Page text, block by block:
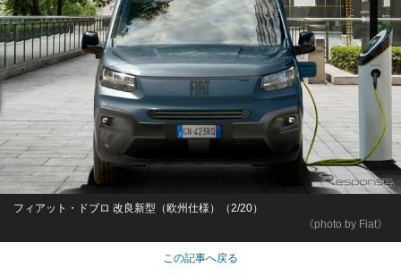
《photo by Fiat》
フィアット・ドブロ 改良新型（欧州仕様）（2/20）
この記事へ戻る